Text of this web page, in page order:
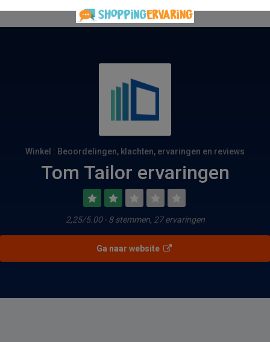
Winkel : Beoordelingen, klachten, ervaringen en reviews
Tom Tailor ervaringen
2,25/5.00 - 8 stemmen, 27 ervaringen
Ga naar website